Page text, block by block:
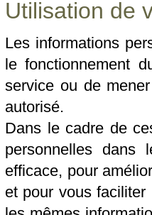
Utilisation de
Les informations
le fonctionnement
service ou de
autorisé.
Dans le cadre de
personnelles
efficace, pour
et pour vous